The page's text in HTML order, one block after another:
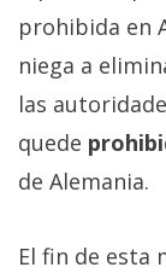
prohibida en
niega a
las
quede
de Alemania.
El fin de esta